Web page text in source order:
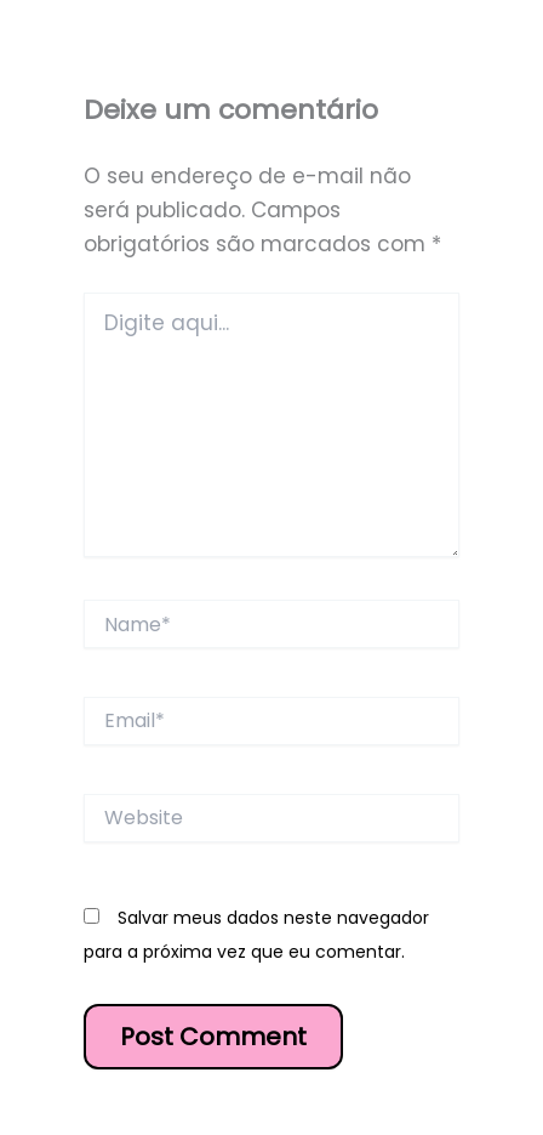
Deixe um comentário
O seu endereço de e-mail não
será publicado. Campos
obrigatórios são marcados com *
aqui...
Website
Salvar meus dados neste navegador
para a próxima vez que eu comentar.